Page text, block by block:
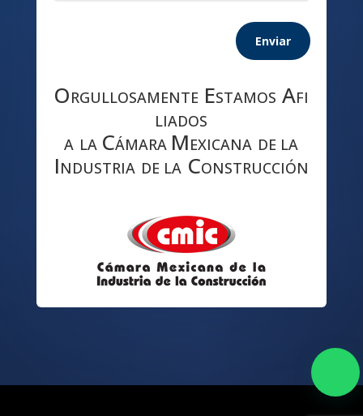
Enviar
ORGULLOSAMENTE ESTAMOS AFI
LIADOS
A LA CÁMARA MEXICANA DE LA
INDUSTRIA DE LA CONSTRUCCIÓN